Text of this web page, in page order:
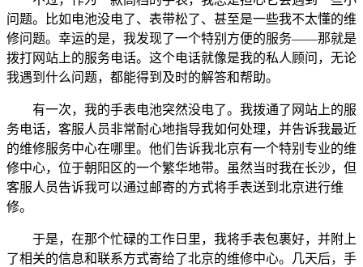
问题。比如电池没电了、表带松了、甚至是一些我不太懂的维
修问题。幸运的是，我发现了一个特别方便的服务——那就是
拨打网站上的服务电话。这个电话就像是我的私人顾问，无论
我遇到什么问题，都能得到及时的解答和帮助。
有一次，我的手表电池突然没电了。我拨通了网站上的服
务电话，客服人员非常耐心地指导我如何处理，并告诉我最近
的维修服务中心在哪里。他们告诉我北京有一个特别专业的维
修中心，位于朝阳区的一个繁华地带。虽然当时我在长沙，但
客服人员告诉我可以通过邮寄的方式将手表送到北京进行维
修。
于是，在那个忙碌的工作日里，我将手表包裹好，并附上
了相关的信息和联系方式寄给了北京的维修中心。几天后，手